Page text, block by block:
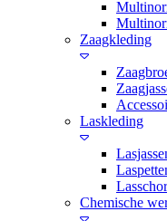
Zaagkleding
Laskleding
Chemische